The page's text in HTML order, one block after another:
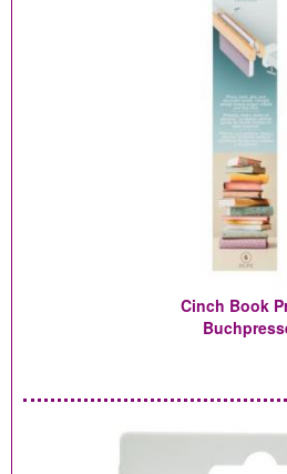
Cinch Book